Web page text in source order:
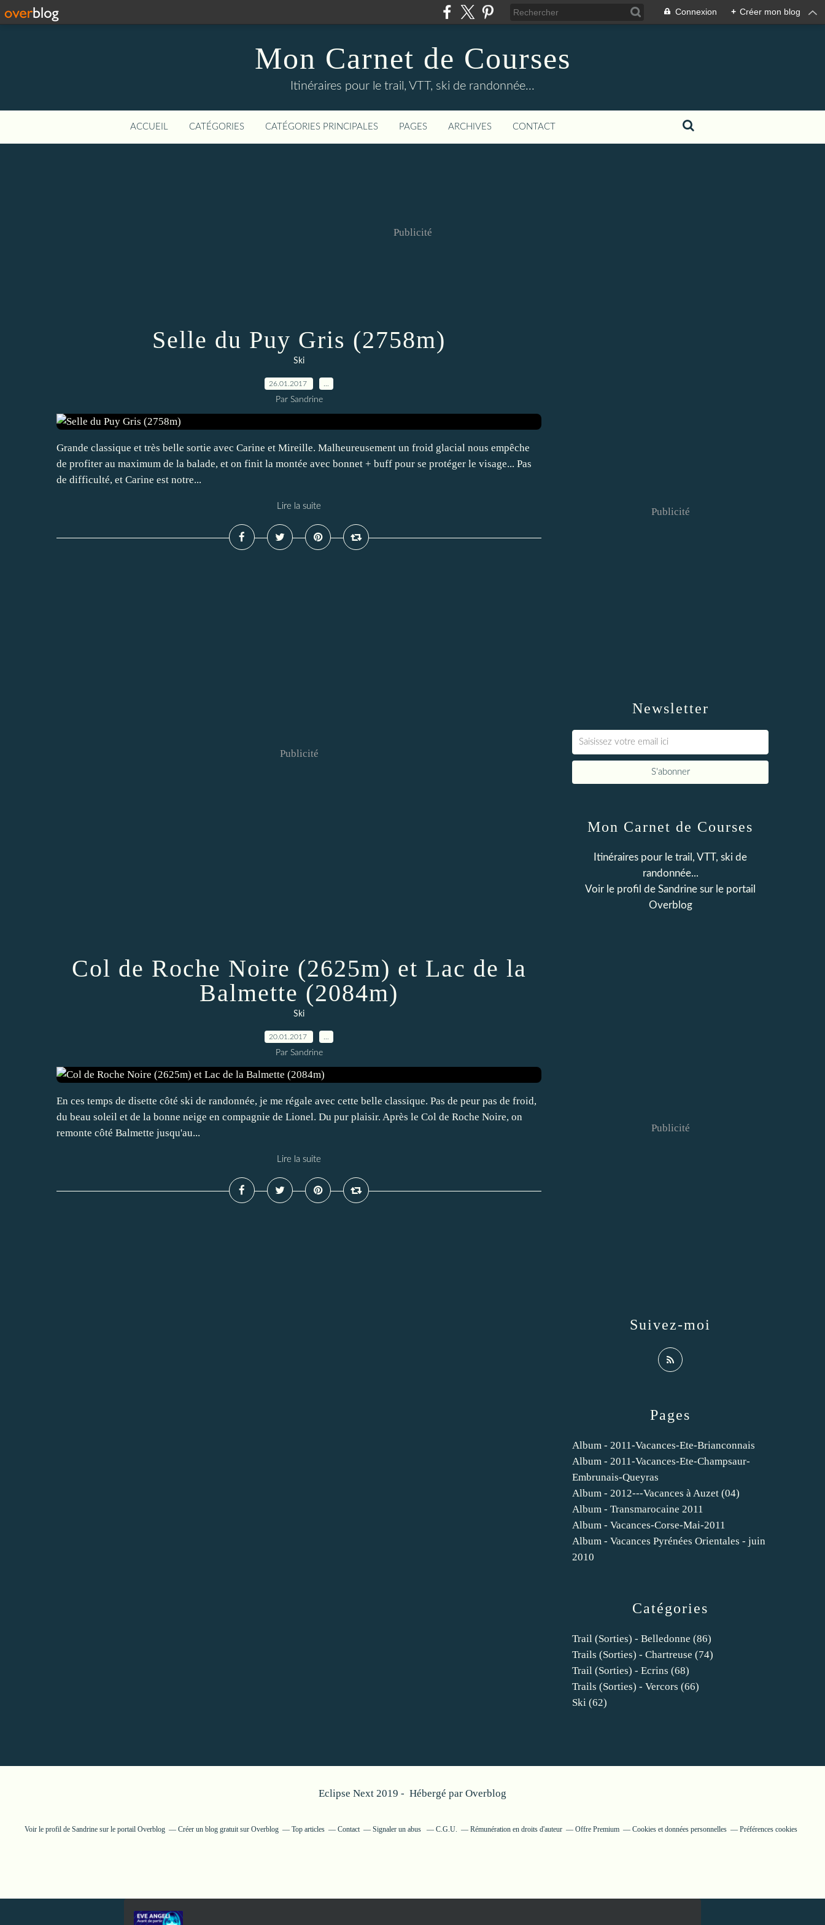
Connexion + Créer mon blog
Mon Carnet de Courses
Itinéraires pour le trail, VTT, ski de randonnée...
ACCUEIL CATÉGORIES CATÉGORIES PRINCIPALES PAGES ARCHIVES CONTACT
Publicité
Selle du Puy Gris (2758m)
Ski
26.01.2017
Par Sandrine
Grande classique et très belle sortie avec Carine et Mireille. Malheureusement un froid glacial nous empêche
de profiter au maximum de la balade, et on finit la montée avec bonnet + buff pour se protéger le visage... Pas
de difficulté, et Carine est notre...
Lire la suite
Publicité
Col de Roche Noire (2625m) et Lac de la
Balmette (2084m)
Ski
20.01.2017
Par Sandrine
En ces temps de disette côté ski de randonnée, je me régale avec cette belle classique. Pas de peur pas de froid,
du beau soleil et de la bonne neige en compagnie de Lionel. Du pur plaisir. Après le Col de Roche Noire, on
remonte côté Balmette jusqu'au...
Lire la suite
Newsletter
Publicité
Catégories
Trail (sorties) - Belledonne (86)
Trails (sorties) - Chartreuse (74)
Trail (sorties) - Ecrins (68)
Trails (sorties) - Vercors (66)
Ski (62)
Pages
Album - 2011-Vacances-Ete-Brianconnais
Album - 2011-Vacances-Ete-Champsaur-
Embrunais-Queyras
Album - 2012---Vacances à Auzet (04)
Album - Transmarocaine 2011
Album - Vacances-Corse-Mai-2011
Album - Vacances Pyrénées Orientales - juin
2010
Mon Carnet de Courses
Itinéraires pour le trail, VTT, ski de
randonnée...
Voir le profil de Sandrine sur le portail
Overblog
Suivez-moi
Publicité
Eclipse Next 2019 - Hébergé par Overblog
Voir le profil de Sandrinesur le portail Overblog Créer un blog gratuit sur Overblog Top articles Contact Signaler un abus C.G.U. Rémunération en droits d'auteur Offre Premium Cookies et données personnelles Préférences cookies